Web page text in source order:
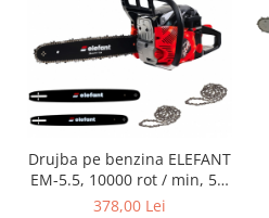
Instalatii Craciun 220V
Instalatii cu baterii
Instalatii de Craciun
Instalatii liniare si role de furtun
luminos
Instalatii liniare/sir
Instalatii perdea
Instalatii plasa
Drujba pe benzina ELEFANT
EM-5.5, 10000 rot / min, 5,5
CP
378,00 Lei